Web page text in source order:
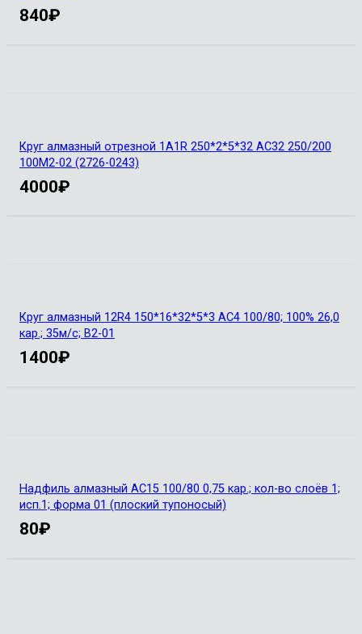
840₽
Круг алмазный отрезной 1А1R 250*2*5*32 АС32 250/200
100М2-02 (2726-0243)
4000₽
Круг алмазный 12R4 150*16*32*5*3 АС4 100/80; 100% 26,0
кар.; 35м/с; В2-01
1400₽
Надфиль алмазный АС15 100/80 0,75 кар.; кол-во слоёв 1;
исп.1; форма 01 (плоский тупоносый)
80₽